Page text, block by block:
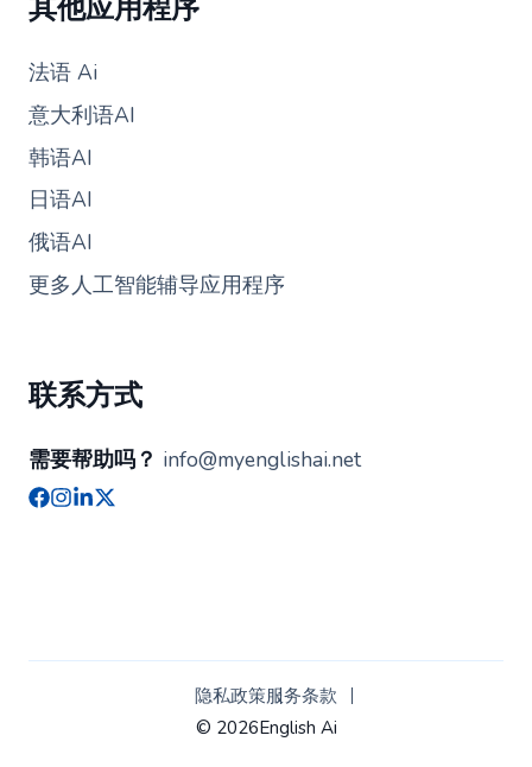
其他应用程序
法语 Ai
意大利语AI
韩语AI
日语AI
俄语AI
更多人工智能辅导应用程序
联系方式
需要帮助吗？ info@myenglishai.net
© 2026English Ai
隐私政策服务条款